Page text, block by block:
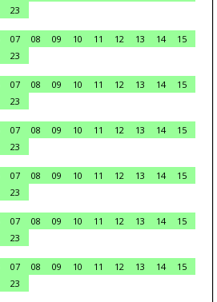
23
07 08 09 10 11 12 13 14
15
23
07 08 09 10 11 12 13 14
15
23
07 08 09 10 11 12 13 14
15
23
07 08 09 10 11 12 13 14
15
23
07 08 09 10 11 12 13 14
15
23
07 08 09 10 11 12 13 14
15
23